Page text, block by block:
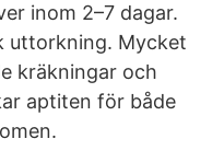
inom 2–7 dagar.
uttorkning. Mycket
kräkningar och
aptiten för både